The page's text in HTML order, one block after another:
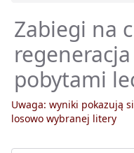
Zabiegi na
pobytami
Uwaga: wyniki pokazują
losowo wybranej litery